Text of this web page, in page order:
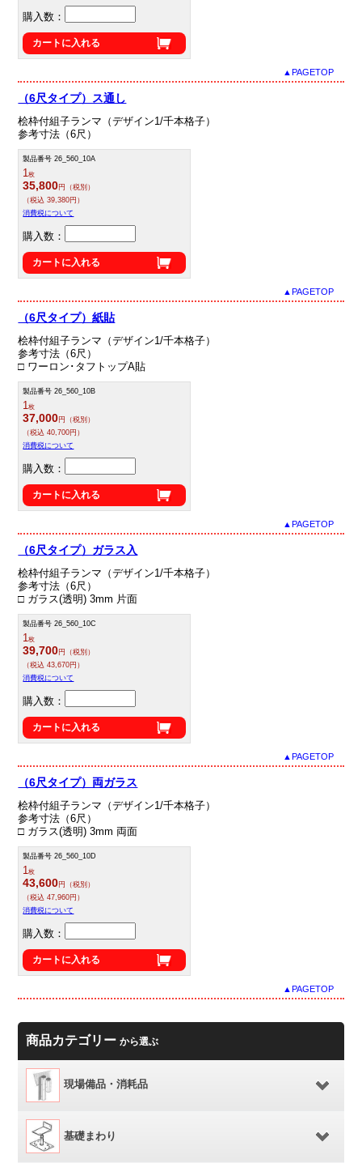
購入数：
カートに入れる
▲PAGETOP
（6尺タイプ）ス通し
桧枠付組子ランマ（デザイン1/千本格子）
参考寸法（6尺）
製品番号 26_560_10A
1枚
35,800円（税別）
（税込 39,380円）
消費税について
購入数：
カートに入れる
▲PAGETOP
（6尺タイプ）紙貼
桧枠付組子ランマ（デザイン1/千本格子）
参考寸法（6尺）
□ ワーロン･タフトップA貼
製品番号 26_560_10B
1枚
37,000円（税別）
（税込 40,700円）
消費税について
購入数：
カートに入れる
▲PAGETOP
（6尺タイプ）ガラス入
桧枠付組子ランマ（デザイン1/千本格子）
参考寸法（6尺）
□ ガラス(透明) 3mm 片面
製品番号 26_560_10C
1枚
39,700円（税別）
（税込 43,670円）
消費税について
購入数：
カートに入れる
▲PAGETOP
（6尺タイプ）両ガラス
桧枠付組子ランマ（デザイン1/千本格子）
参考寸法（6尺）
□ ガラス(透明) 3mm 両面
製品番号 26_560_10D
1枚
43,600円（税別）
（税込 47,960円）
消費税について
購入数：
カートに入れる
▲PAGETOP
商品カテゴリーから選ぶ
現場備品・消耗品
基礎まわり